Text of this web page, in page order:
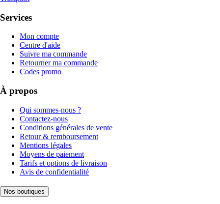
Services
Mon compte
Centre d'aide
Suivre ma commande
Retourner ma commande
Codes promo
À propos
Qui sommes-nous ?
Contactez-nous
Conditions générales de vente
Retour & remboursement
Mentions légales
Moyens de paiement
Tarifs et options de livraison
Avis de confidentialité
Nos boutiques